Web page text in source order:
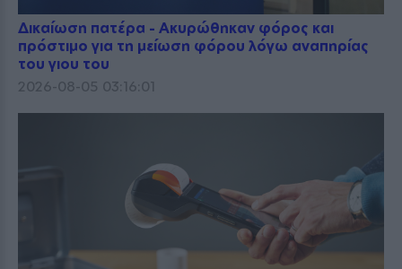
Δικαίωση πατέρα - Ακυρώθηκαν φόρος και
πρόστιμο για τη μείωση φόρου λόγω αναπηρίας
του γιου του
2026-08-05 03:16:01